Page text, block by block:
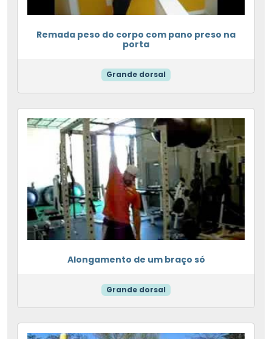
Remada peso do corpo com pano preso na
porta
Grande dorsal
Alongamento de um braço só
Grande dorsal